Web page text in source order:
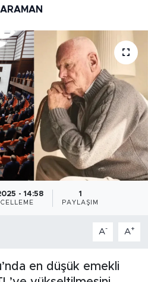
- 14:58 1
PAYLAŞIM
A- A+
en düşük emekli